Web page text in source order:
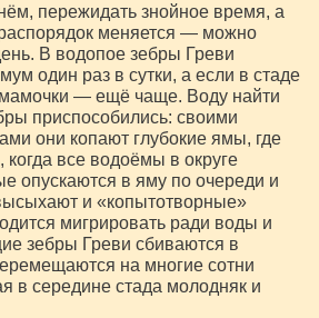
пережидать знойное время, а
меняется — можно
В водопое зебры Греви
один раз в сутки, а если в стаде
— ещё чаще. Воду найти
приспособились: своими
они копают глубокие ямы, где
когда все водоёмы в округе
опускаются в яму по очереди и
и «копытотворные»
мигрировать ради воды и
зебры Греви сбиваются в
на многие сотни
в середине стада молодняк и